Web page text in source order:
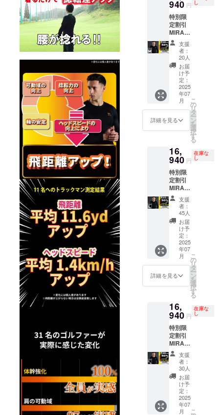
の記載
のある
インボ
イスが
必要な
場合
は、
CAMPF
IREメッ
セージ
にて実
行者に
直接お
問合せ
い
況、製
造工程
上の都
合等に
より出
荷時期
が遅れ
る場合
があり
ます。
※適格請
求書発
行事業
者登録
り 適格
請求書
録番号
の記載
のある
インボ
イスが
必要な
場合
は、
CAMPF
IREメッ
セージ
にて実
行者に
直接お
問合せ
い
により
量産効
率が向
上した
場合、
正規販
売価格
が販売
予定価
格より
下がる
可能性
もござ
いま
ご注文
状況、
給状
況、製
造工程
上の都
合等に
より出
荷時期
が遅れ
る場合
があり
ます。
※適格請
求書発
行事業
者登録
り 適格
請求書
録番号
の記載
のある
インボ
イスが
必要な
場合
は、
CAMPF
IREメッ
セージ
にて実
行者に
直接お
問】
【注意
事項】
は必ず
お読み
くださ
い。 ※
デザイ
ン 仕様
は変更
になる
可能性
もござ
いま
す。ご
了承く
ご支援
により
量産効
率が向
上した
場合、
正規販
売価格
が販売
予定価
格より
下がる
可能性
もござ
いま
ご注文
状況、
給状
況、製
造工程
上の都
合等に
より出
荷時期
が遅れ
る場合
があり
ます。
※適格請
求書発
行事業
■CAMP
FIRE価
格：
16,940
円 サイ
ズ展
開：S,
M, L, LL
以下、
必読事
項 ※
ページ
下部に
ある、
【サイ
ズ
ある質
問】
【注意
事項】
は必ず
お読み
くださ
い。 ※
デザイ
ン 仕様
は変更
になる
可能性
もござ
いま
す。ご
了承く
ご支援
により
量産効
率が向
上した
場合、
正規販
売価格
が販売
予定価
格より
下がる
可能性
もござ
940 円 し
特別限
定割引
MIRAKI
RU ロン
グス
リーブ
1枚
30％off
サイ
ズ：M
ラー：
ブラッ
ク ■一
般販売
価格 ：
円
■CAMP
FIRE価
格：
16,940
円 サイ
ズ展
開：S,
M, L, LL
以下、
必読事
項 ※
ページ
下部に
ある、
【サイ
ズ
ある質
問】
【注意
事項】
は必ず
お読み
くださ
い。 ※
デザイ
ン 仕様
は変更
になる
可能性
もござ
支援
者：
20人
お届
け予
定：
2025
年07
月
詳細を見る
こ
の
リ
タ
ー
ン
を
選
択
す
る
16,
940 円
在庫な
し
特別限
定割引
MIRAKI
RU ロン
グス
リーブ
1枚
30％off
サイ
ズ：L
ラー：
ブラッ
ク ■一
般販売
価格 ：
円
■CAMP
FIRE価
格：
16,940
円 サイ
ズ展
開：S,
M, L, LL
以下、
必読事
項 ※
ページ
下部に
支援
者：
45人
お届
け予
定：
2025
年07
月
詳細を見る
こ
の
リ
タ
ー
ン
を
選
択
す
る
16,
940 円
在庫な
し
特別限
定割引
MIRAKI
RU ロン
グス
リーブ
1枚
30％off
サイ
ズ：LL
支援
者：
30人
お届
け予
定：
2025
年07
月
こ